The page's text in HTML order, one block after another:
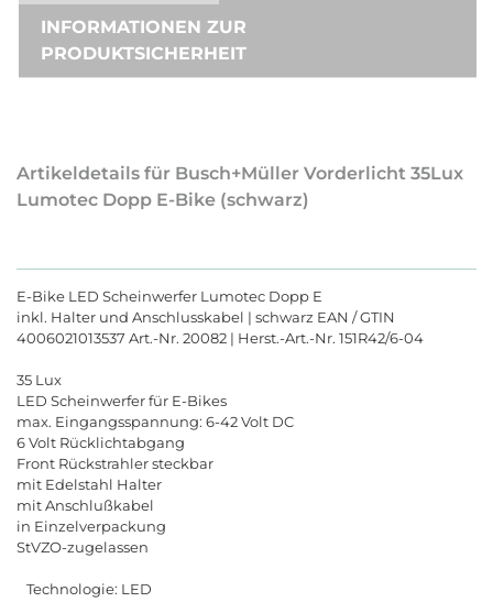
INFORMATIONEN ZUR
PRODUKTSICHERHEIT
Artikeldetails für Busch+Müller Vorderlicht 35Lux
Lumotec Dopp E-Bike (schwarz)
E-Bike LED Scheinwerfer Lumotec Dopp E
inkl. Halter und Anschlusskabel | schwarz EAN / GTIN
4006021013537 Art.-Nr. 20082 | Herst.-Art.-Nr. 151R42/6-04
35 Lux
LED Scheinwerfer für E-Bikes
max. Eingangsspannung: 6-42 Volt DC
6 Volt Rücklichtabgang
Front Rückstrahler steckbar
mit Edelstahl Halter
mit Anschlußkabel
in Einzelverpackung
StVZO-zugelassen
Technologie: LED